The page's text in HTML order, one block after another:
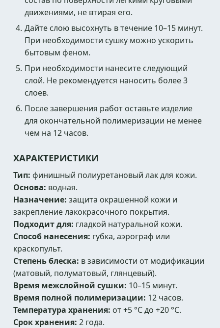
движениями, не втирая его.
Дайте слою высохнуть в течение 10–15 минут.
При необходимости сушку можно ускорить
бытовым феном.
При необходимости нанесите следующий
слой. Не рекомендуется наносить более 3
слоев.
После завершения работ оставьте изделие
для окончательной полимеризации не менее
чем на 12 часов.
ХАРАКТЕРИСТИКИ
Тип: финишный полиуретановый лак для кожи.
Основа: водная.
Назначение: защита окрашенной кожи и
закрепление лакокрасочного покрытия.
Подходит для: гладкой натуральной кожи.
Способ нанесения: губка, аэрограф или
краскопульт.
Степень блеска: в зависимости от модификации
(матовый, полуматовый, глянцевый).
Время межслойной сушки: 10–15 минут.
Время полной полимеризации: 12 часов.
Температура хранения: от +5 °C до +20 °C.
Срок хранения: 2 года.